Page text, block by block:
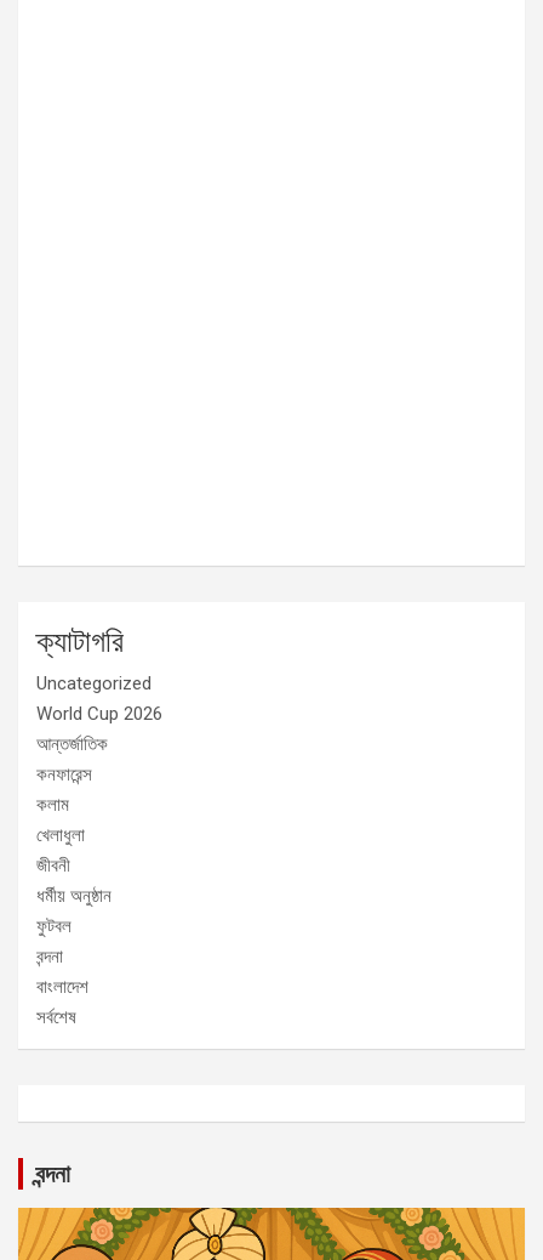
ক্যাটাগরি
Uncategorized
World Cup 2026
আন্তর্জাতিক
কনফারেন্স
কলাম
খেলাধুলা
জীবনী
ধর্মীয় অনুষ্ঠান
ফুটবল
বন্দনা
বাংলাদেশ
সর্বশেষ
বন্দনা